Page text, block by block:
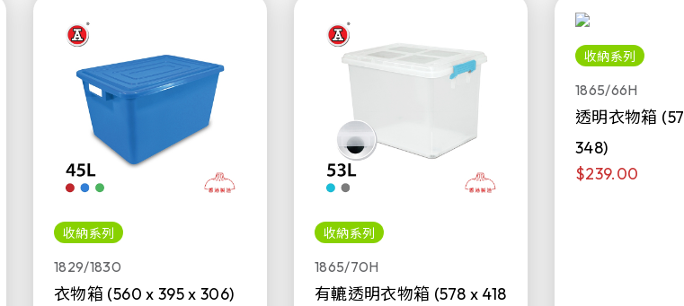
收納系列
1829/1830
衣物箱 (560 x 395 x 306)
收納系列
1865/70H
有轆透明衣物箱 (578 x 418
收納系列
1865/66H
透明衣物箱
348)
$239.00